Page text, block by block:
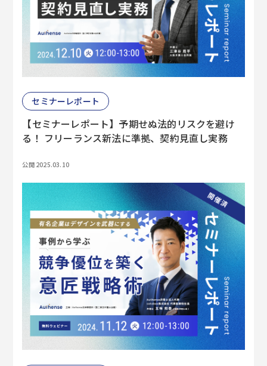
セミナーレポート
【セミナーレポート】予期せぬ法的リスクを避け
る！ フリーランス新法に準拠、契約見直し実務
公開 2025.03.10